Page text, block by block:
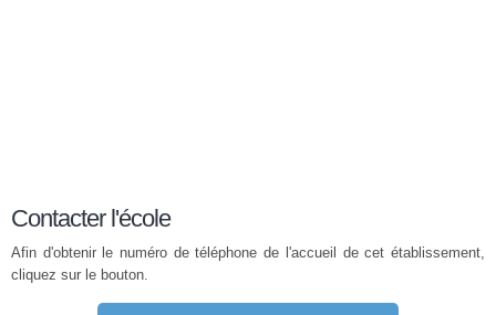
Contacter l'école
Afin d'obtenir le numéro de téléphone de l'accueil de cet établissement,
cliquez sur le bouton.